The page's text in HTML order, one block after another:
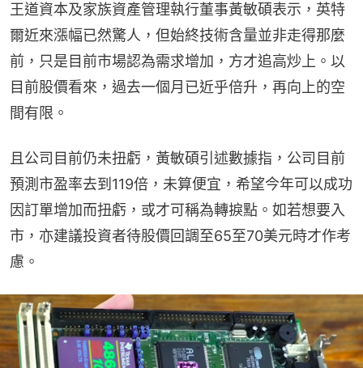
王道資本及家族資產管理執行董事黃敏碩表示，英特
爾近來漲幅已然驚人，但始終技術含量並非走得那麼
前，只是目前市場認為需求增加，方才追高炒上。以
目前股價看來，過去一個月已近乎倍升，再向上的空
間有限。
且公司目前仍未扭虧，黃敏碩引述數據指，公司目前
預測市盈率去到119倍，未算便宜，希望今年可以成功
因訂單增加而扭虧，或才可稱為轉捩點。如若想要入
市，亦建議投資者待股價回調至65至70美元時才作考
慮。